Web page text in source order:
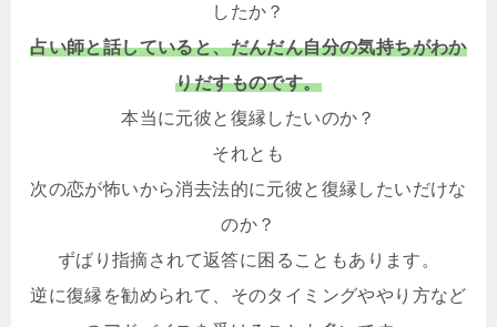
したか？
占い師と話していると、だんだん自分の気持ちがわか
りだすものです。
本当に元彼と復縁したいのか？
それとも
次の恋が怖いから消去法的に元彼と復縁したいだけな
のか？
ずばり指摘されて返答に困ることもあります。
逆に復縁を勧められて、そのタイミングややり方など